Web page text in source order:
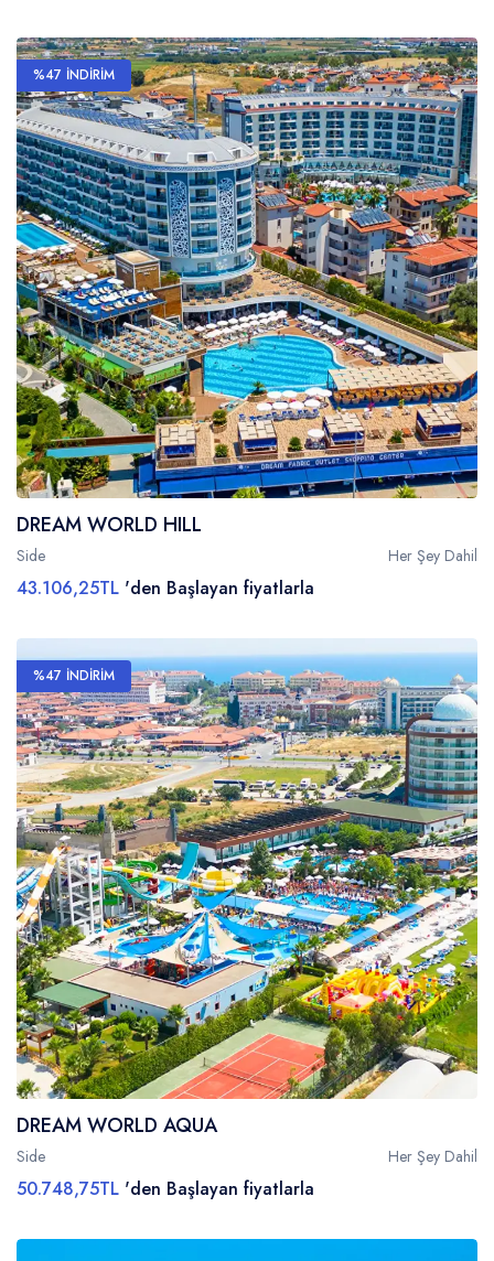
%47 İNDİRİM
DREAM WORLD HILL
Side Her Şey Dahil
43.106,25TL 'den Başlayan fiyatlarla
%47 İNDİRİM
DREAM WORLD AQUA
Side Her Şey Dahil
50.748,75TL 'den Başlayan fiyatlarla